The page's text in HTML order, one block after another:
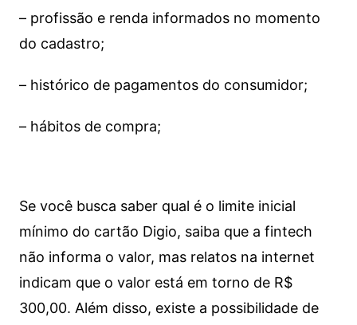
– profissão e renda informados no momento
do cadastro;
– histórico de pagamentos do consumidor;
– hábitos de compra;
Se você busca saber qual é o limite inicial
mínimo do cartão Digio, saiba que a fintech
não informa o valor, mas relatos na internet
indicam que o valor está em torno de R$
300,00. Além disso, existe a possibilidade de